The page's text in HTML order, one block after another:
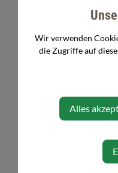
Wir verwenden
die Zugriffe auf
Alles